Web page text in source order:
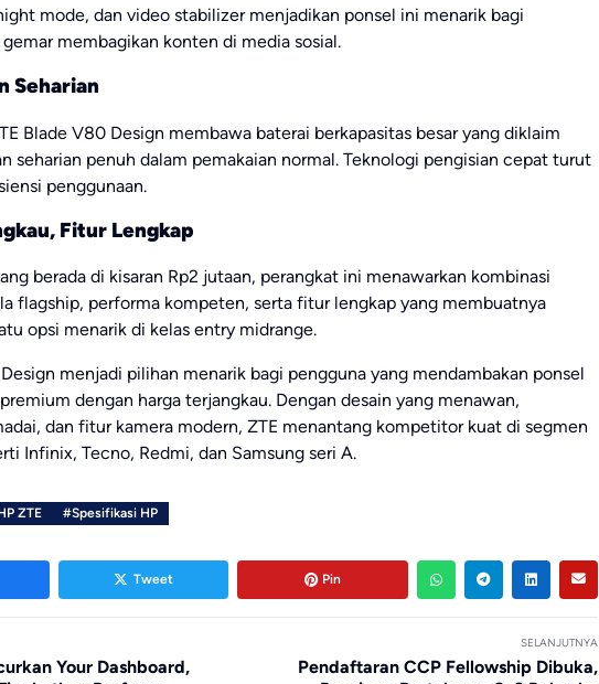
mode, dan video stabilizer menjadikan ponsel ini menarik bagi
membagikan konten di media sosial.
Seharian
Blade V80 Design membawa baterai berkapasitas besar yang diklaim
seharian penuh dalam pemakaian normal. Teknologi pengisian cepat turut
penggunaan.
Fitur Lengkap
berada di kisaran Rp2 jutaan, perangkat ini menawarkan kombinasi
flagship, performa kompeten, serta fitur lengkap yang membuatnya
opsi menarik di kelas entry midrange.
menjadi pilihan menarik bagi pengguna yang mendambakan ponsel
dengan harga terjangkau. Dengan desain yang menawan,
dan fitur kamera modern, ZTE menantang kompetitor kuat di segmen
Infinix, Tecno, Redmi, dan Samsung seri A.
ZTE #Spesifikasi HP
Tweet Pin
Your Dashboard,
SELANJUTNYA
Pendaftaran CCP Fellowship Dibuka,